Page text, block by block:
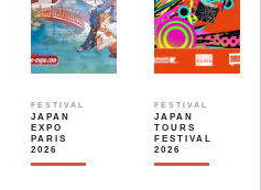
FESTIVAL
JAPAN
EXPO
PARIS
2026
FESTIVAL
JAPAN
TOURS
FESTIVAL
2026